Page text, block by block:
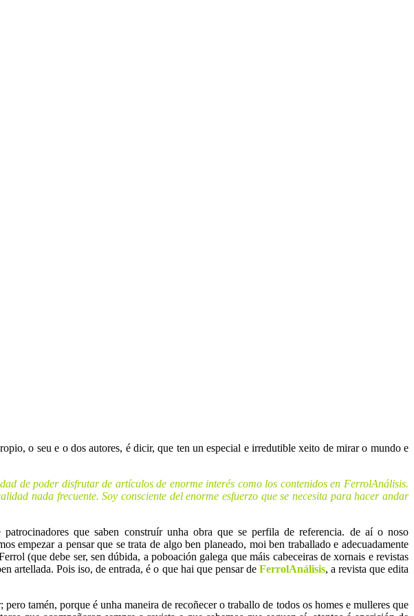
o seu e o dos autores, é dicir, que ten un especial e irredutible xeito de mirar o mundo e
de poder disfrutar de artículos de enorme interés como los contenidos en FerrolAnálisis.
nada frecuente. Soy consciente del enorme esfuerzo que se necesita para hacer andar
que saben construír unha obra que se perfila de referencia. de aí o noso
empezar a pensar que se trata de algo ben planeado, moi ben traballado e adecuadamente
(que debe ser, sen dúbida, a poboación galega que máis cabeceiras de xornais e revistas
artellada. Pois iso, de entrada, é o que hai que pensar de FerrolAnálisis, a revista que edita
tamén, porque é unha maneira de recoñecer o traballo de todos os homes e mulleres que